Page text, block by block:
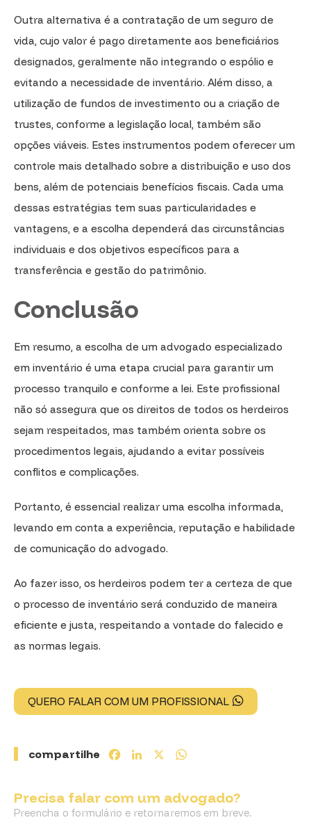
Outra alternativa é a contratação de um seguro de
vida, cujo valor é pago diretamente aos beneficiários
designados, geralmente não integrando o espólio e
evitando a necessidade de inventário. Além disso, a
utilização de fundos de investimento ou a criação de
trustes, conforme a legislação local, também são
opções viáveis. Estes instrumentos podem oferecer um
controle mais detalhado sobre a distribuição e uso dos
bens, além de potenciais benefícios fiscais. Cada uma
dessas estratégias tem suas particularidades e
vantagens, e a escolha dependerá das circunstâncias
individuais e dos objetivos específicos para a
transferência e gestão do patrimônio.
Conclusão
Em resumo, a escolha de um advogado especializado
em inventário é uma etapa crucial para garantir um
processo tranquilo e conforme a lei. Este profissional
não só assegura que os direitos de todos os herdeiros
sejam respeitados, mas também orienta sobre os
procedimentos legais, ajudando a evitar possíveis
conflitos e complicações.
Portanto, é essencial realizar uma escolha informada,
levando em conta a experiência, reputação e habilidade
de comunicação do advogado.
Ao fazer isso, os herdeiros podem ter a certeza de que
o processo de inventário será conduzido de maneira
eficiente e justa, respeitando a vontade do falecido e
as normas legais.
QUERO FALAR COM UM PROFISSIONAL
compartilhe FacebookLinkedIn
Precisa falar com um advogado?
Preencha o formulário e retornaremos em breve.